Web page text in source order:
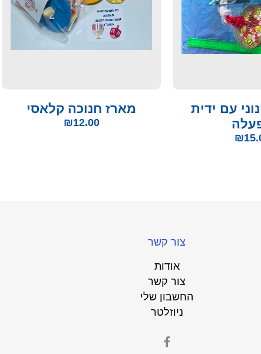
עם ידית
₪
מארז חנוכה קלאסי
₪12.00
צור קשר
אודות
צור קשר
החשבון שלי
ניוזלטר